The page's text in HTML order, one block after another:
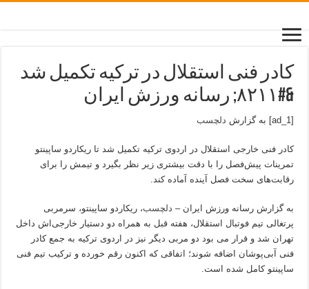
کادر فنی استقلال در ترکیه تکمیل شد
&#۸۲۱۱; رسانه ورزش ایران
دلچسب
کادر فنی خارجی استقلال در اردوی ترکیه تکمیل شد تا ریکاردو ساپینتو
تمرینات پیش‌فصل را با دقت بیشتری زیر نظر بگیرد و تیمش را برای
رقابت‌های سخت فصل آینده آماده کند.
به گزارش رسانه ورزش ایران –دلچسب، ریکاردو ساپینتو، سرمربی
پرتغالی تیم فوتبال استقلال، هفته قبل به همراه دو دستیار خارجی‌اش داخل
تهران شد و قرار می بود دو مربی دیگر نیز در اردوی ترکیه به جمع کادر
فنی آبی‌پوشان اضافه شوند؛ اتفاقی که اکنون رقم خورده و ترکیب تیم فنی
ساپینتو کامل شده است.